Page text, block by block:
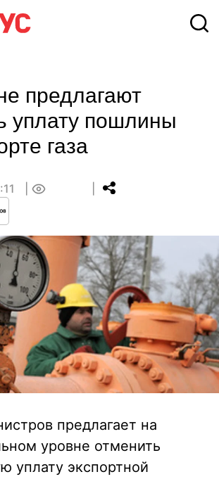
предлагают
уплату пошлины
газа
предлагает на
уровне отменить
уплату экспортной